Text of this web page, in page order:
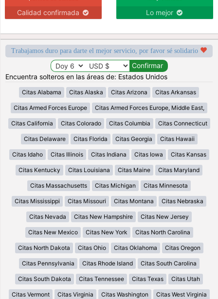
Calidad confirmada Lo mejor
Trabajamos duro para darte el mejor servicio, por favor sé solidario
Encuentra solteros en las áreas de: Estados Unidos
Citas Alabama Citas Alaska Citas Arizona Citas Arkansas
Citas Armed Forces Europe Citas Armed Forces Europe, Middle East,
Citas California Citas Colorado Citas Columbia Citas Connecticut
Citas Delaware Citas Florida Citas Georgia Citas Hawaii
Citas Idaho Citas Illinois Citas Indiana Citas Iowa Citas Kansas
Citas Kentucky Citas Louisiana Citas Maine Citas Maryland
Citas Massachusetts Citas Michigan Citas Minnesota
Citas Mississippi Citas Missouri Citas Montana Citas Nebraska
Citas Nevada Citas New Hampshire Citas New Jersey
Citas New Mexico Citas New York Citas North Carolina
Citas North Dakota Citas Ohio Citas Oklahoma Citas Oregon
Citas Pennsylvania Citas Rhode Island Citas South Carolina
Citas South Dakota Citas Tennessee Citas Texas Citas Utah
Citas Vermont Citas Virginia Citas Washington Citas West Virginia